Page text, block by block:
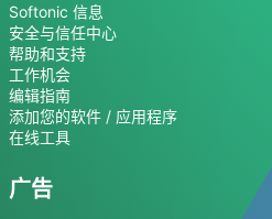
Softonic 信息
安全与信任中心
帮助和支持
工作机会
编辑指南
添加您的软件 / 应用程序
在线工具
广告